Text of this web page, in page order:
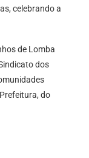
celebrando a
de Lomba
dos
do